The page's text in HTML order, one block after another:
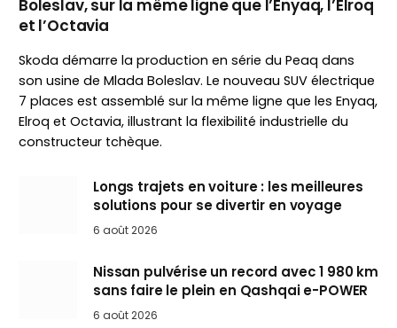
Boleslav, sur la même ligne que l’Enyaq, l’Elroq
et l’Octavia
Skoda démarre la production en série du Peaq dans
son usine de Mlada Boleslav. Le nouveau SUV électrique
7 places est assemblé sur la même ligne que les Enyaq,
Elroq et Octavia, illustrant la flexibilité industrielle du
constructeur tchèque.
Longs trajets en voiture : les meilleures
solutions pour se divertir en voyage
6 août 2026
Nissan pulvérise un record avec 1 980 km
sans faire le plein en Qashqai e-POWER
6 août 2026